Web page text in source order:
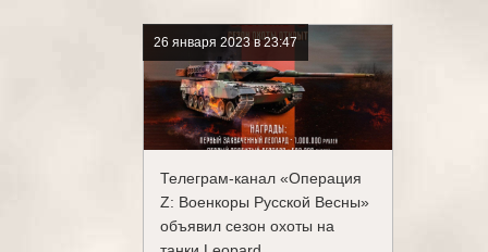
26 января 2023 в 23:47
Телеграм-канал «Операция
Z: Военкоры Русской Весны»
объявил сезон охоты на